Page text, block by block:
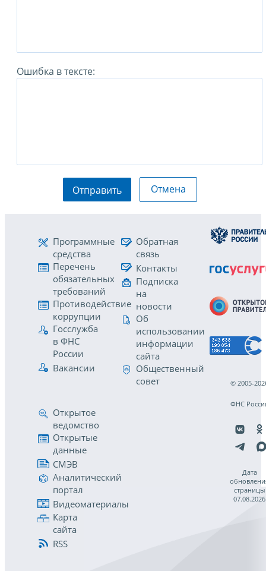
Ошибка в тексте:
Отправить Отмена
Программные
средства
Перечень
обязательных
требований
Противодействие
коррупции
Госслужба
в ФНС
России
Вакансии
Обратная
связь
Контакты
Подписка
на
новости
Об
использовании
информации
сайта
Общественный
совет
Открытое
ведомство
Открытые
данные
СМЭВ
Аналитический
портал
Видеоматериалы
Карта
сайта
RSS
© 2005-
ФНС
Дата
страницы
07.08.2026